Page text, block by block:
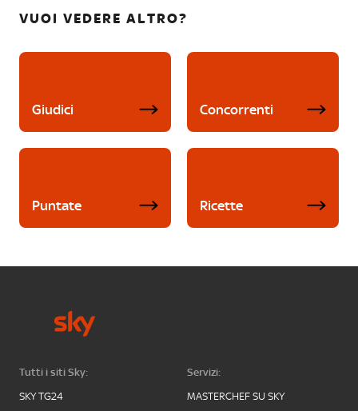
VUOI VEDERE ALTRO?
Giudici Concorrenti
Puntate Ricette
Tutti i siti Sky:
SKY TG24
Servizi:
MASTERCHEF SU SKY